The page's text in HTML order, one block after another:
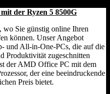
der Ryzen 5 8500G
wo Sie günstig online Ihren
können. Unser Angebot
und All-in-One-PCs, die auf die
Produktivität zugeschnitten
der AMD Office PC mit dem
der eine beeindruckende
Preis bietet.